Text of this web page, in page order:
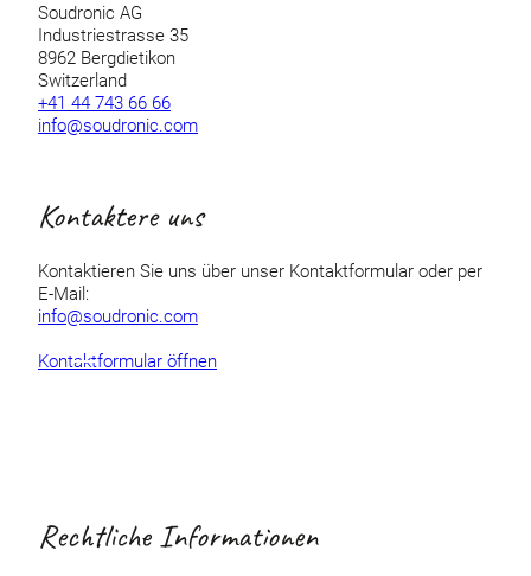
Soudronic AG
Industriestrasse 35
8962 Bergdietikon
Switzerland
+41 44 743 66 66
info@soudronic.com
Kontaktere uns
Kontaktieren Sie uns über unser Kontaktformular oder per
E-Mail:
info@soudronic.com
Kontaktformular öffnen
Rechtliche Informationen